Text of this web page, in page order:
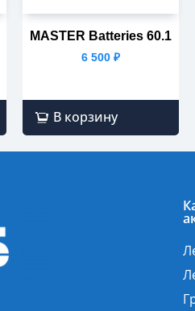
MASTER Batteries 60.1
6 500 ₽
В корзину